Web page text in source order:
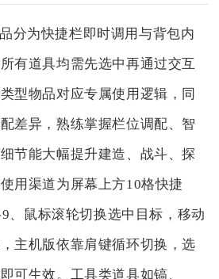
分为快捷栏即时调用与背包内
有道具均需先选中再通过交互
型物品对应专属使用逻辑，同
差异，熟练掌握栏位调配、智
节能大幅提升建造、战斗、探
用渠道为屏幕上方10格快捷
、鼠标滚轮切换选中目标，移动
主机版依靠肩键循环切换，选
可生效。工具类道具如镐、